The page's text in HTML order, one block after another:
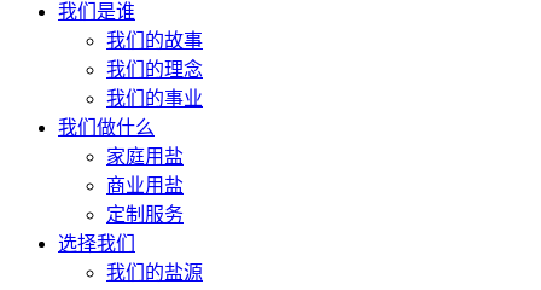
我们是谁
我们的故事
我们的理念
我们的事业
我们做什么
家庭用盐
商业用盐
定制服务
选择我们
我们的盐源